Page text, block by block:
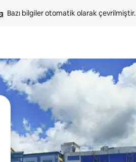
Bazı bilgiler otomatik olarak çevrilmiştir.